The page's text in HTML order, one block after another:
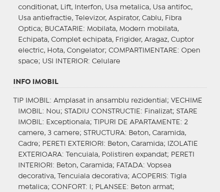
conditionat, Lift, Interfon, Usa metalica, Usa antifoc,
Usa antiefractie, Televizor, Aspirator, Cablu, Fibra
Optica; BUCATARIE : Mobilata, Modern mobilata,
Echipata, Complet echipata, Frigider, Aragaz, Cuptor
electric, Hota, Congelator; COMPARTIMENTARE : Open
space; USI INTERIOR: Celulare
INFO IMOBIL
TIP IMOBIL : Amplasat in ansamblu rezidential; VECHIME
IMOBIL : Nou; STADIU CONSTRUCTIE : Finalizat; STARE
IMOBIL : Exceptionala; TIPURI DE APARTAMENTE : 2
camere, 3 camere; STRUCTURA: Beton, Caramida,
Cadre; PERETI EXTERIORI : Beton, Caramida;
IZOLATIE
EXTERIOARA: Tencuiala, Polistiren expandat; PERETI
INTERIORI : Beton, Caramida; FATADA: Vopsea
decorativa, Tencuiala decorativa; ACOPERIS: Tigla
metalica; CONFORT : I; PLANSEE : Beton armat;